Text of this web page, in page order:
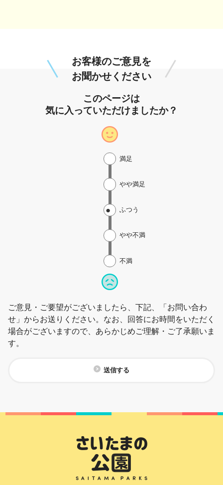
お客様のご意見を
お聞かせください
このページは
気に入っていただけましたか？
不満
やや不満
ふつう
やや満足
満足
ご意見・ご要望がございましたら、下記、「お問い合わ
せ」からお送りください。なお、回答にお時間をいただく
場合がございますので、あらかじめご理解・ご了承願いま
す。
送信する